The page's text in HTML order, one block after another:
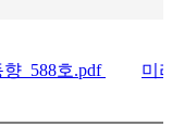
_588호.pdf 미